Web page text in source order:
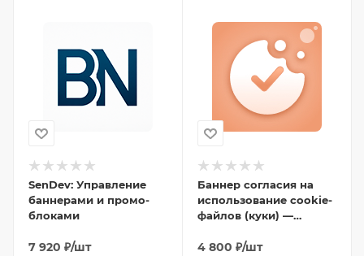
SenDev: Управление
баннерами и промо-
блоками
7 920 ₽/шт
Баннер согласия на
использование cookie-
файлов (куки) —
ФЗ-152
4 800 ₽/шт